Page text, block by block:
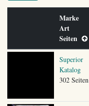
Marke
Art
Seiten
Superior
Katalog
302 Seiten